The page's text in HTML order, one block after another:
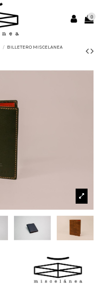
0
BILLETERO MISCELANEA